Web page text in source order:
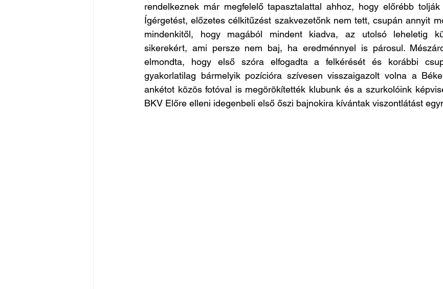
rendelkeznek már megfelelő tapasztalattal ahhoz, hogy előrébb
Ígérgetést, előzetes célkitűzést szakvezetőnk nem tett, csupán annyit
mindenkitől, hogy magából mindent kiadva, az utolsó leheletig
sikerekért, ami persze nem baj, ha eredménnyel is párosul.
elmondta, hogy első szóra elfogadta a felkérését és korábbi
gyakorlatilag bármelyik pozícióra szívesen visszaigazolt volna a
ankétot közös fotóval is megörökítették klubunk és a szurkolóink
BKV Előre elleni idegenbeli első őszi bajnokira kívántak viszontlátást